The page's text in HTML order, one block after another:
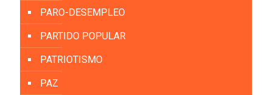
PARO-DESEMPLEO
PARTIDO POPULAR
PATRIOTISMO
PAZ